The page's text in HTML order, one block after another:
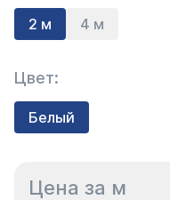
2 м 4 м
Цвет:
Белый
Цена за м